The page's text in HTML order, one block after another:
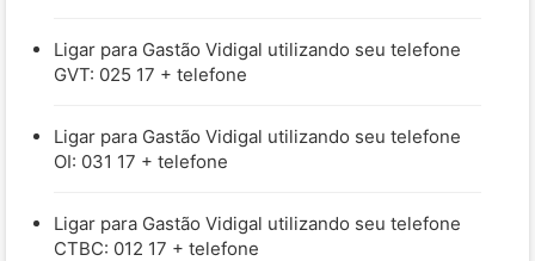
Ligar para Gastão Vidigal utilizando seu telefone
GVT: 025 17 + telefone
Ligar para Gastão Vidigal utilizando seu telefone
OI: 031 17 + telefone
Ligar para Gastão Vidigal utilizando seu telefone
CTBC: 012 17 + telefone